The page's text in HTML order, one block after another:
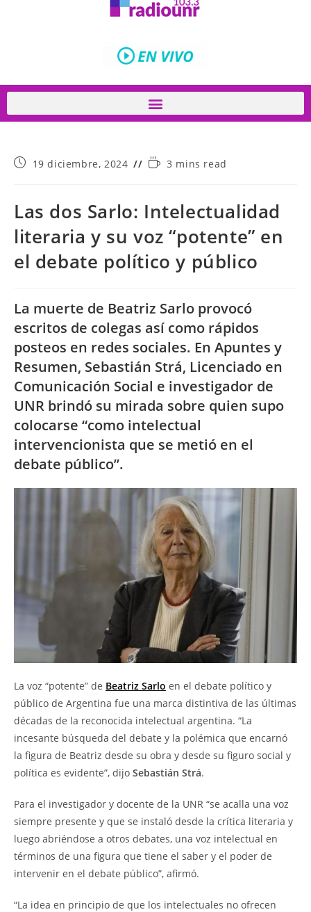
19 diciembre, 2024 3 mins read
Las dos Sarlo: Intelectualidad
literaria y su voz “potente” en
el debate político y público
La muerte de Beatriz Sarlo provocó
escritos de colegas así como rápidos
posteos en redes sociales. En Apuntes y
Resumen, Sebastián Strá, Licenciado en
Comunicación Social e investigador de
UNR brindó su mirada sobre quien supo
colocarse “como intelectual
intervencionista que se metió en el
debate público”.
La voz “potente” de Beatriz Sarlo en el debate político y
público de Argentina fue una marca distintiva de las últimas
décadas de la reconocida intelectual argentina. “La
incesante búsqueda del debate y la polémica que encarnó
la figura de Beatriz desde su obra y desde su figuro social y
política es evidente”, dijo Sebastián Strá.
Para el investigador y docente de la UNR “se acalla una voz
siempre presente y que se instaló desde la crítica literaria y
luego abriéndose a otros debates, una voz intelectual en
términos de una figura que tiene el saber y el poder de
intervenir en el debate público”, afirmó.
“La idea en principio de que los intelectuales no ofrecen